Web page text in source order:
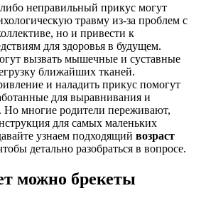
неправильный прикус могут
травму из-за проблем с
но и привести к
для здоровья в будущем.
вызвать мышечные и суставные
ближайших тканей.
и наладить прикус помогут
для выравнивания и
Но многие родители переживают,
для самых маленьких
узнаем подходящий возраст
детально разобраться в вопросе.
можно брекеты